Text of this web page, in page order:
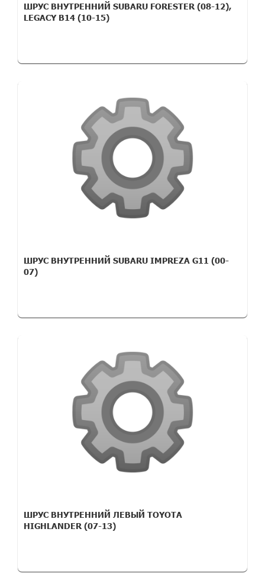
ШРУС ВНУТРЕННИЙ SUBARU FORESTER (08-12),
LEGACY B14 (10-15)
ШРУС ВНУТРЕННИЙ SUBARU IMPREZA G11 (00-
07)
ШРУС ВНУТРЕННИЙ ЛЕВЫЙ TOYOTA
HIGHLANDER (07-13)